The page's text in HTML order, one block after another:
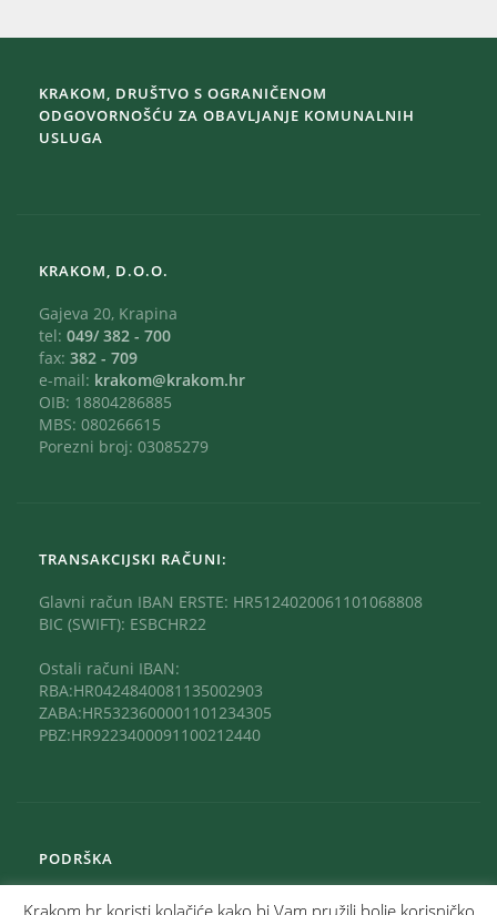
KRAKOM, DRUŠTVO S OGRANIČENOM
ODGOVORNOŠĆU ZA OBAVLJANJE KOMUNALNIH
USLUGA
KRAKOM, D.O.O.
Gajeva 20, Krapina
tel: 049/ 382 - 700
fax: 382 - 709
e-mail: krakom@krakom.hr
OIB: 18804286885
MBS: 080266615
Porezni broj: 03085279
TRANSAKCIJSKI RAČUNI:
Glavni račun IBAN ERSTE: HR5124020061101068808
BIC (SWIFT): ESBCHR22
Ostali računi IBAN:
RBA:HR0424840081135002903
ZABA:HR5323600001101234305
PBZ:HR9223400091100212440
PODRŠKA